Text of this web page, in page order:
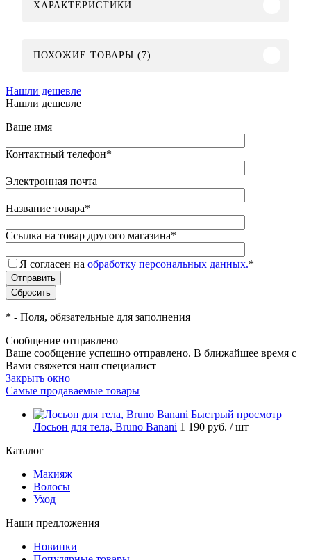
ХАРАКТЕРИСТИКИ
ПОХОЖИЕ ТОВАРЫ (7)
Нашли дешевле
Нашли дешевле
Ваше имя
Контактный телефон*
Электронная почта
Название товара*
Ссылка на товар другого магазина*
Я согласен на обработку персональных данных.*
* - Поля, обязательные для заполнения
Сообщение отправлено
Ваше сообщение успешно отправлено. В ближайшее время с
Вами свяжется наш специалист
Закрыть окно
Самые продаваемые товары
Быстрый просмотр
Лосьон для тела, Bruno Banani 1 190 руб. / шт
Каталог
Макияж
Волосы
Уход
Наши предложения
Новинки